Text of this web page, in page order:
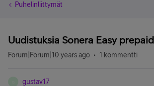
Puhelinliittymät
Uudistuksia Sonera Easy
Forum|Forum|10 years ago 1 kommentti
gustav17